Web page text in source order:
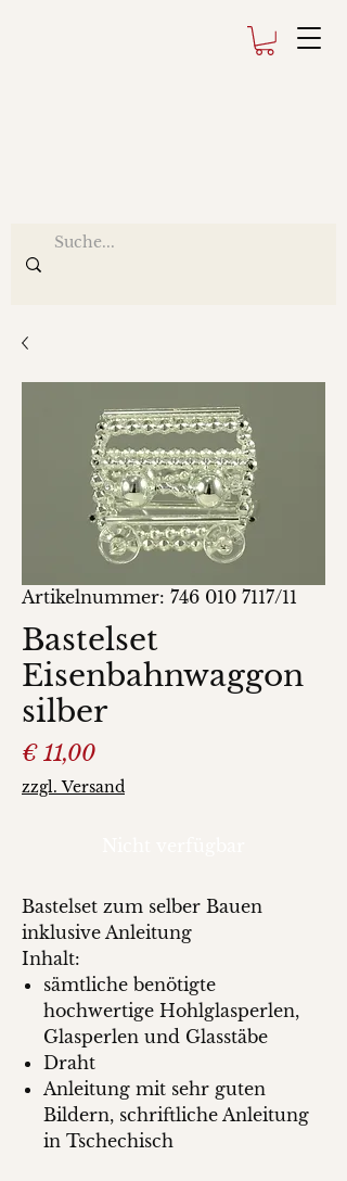
Artikelnummer: 746 010 7117/11
Bastelset
Eisenbahnwaggon
silber
€ 11,00Preis
zzgl. Versand
Bastelset zum selber Bauen
inklusive Anleitung
Inhalt:
sämtliche benötigte
hochwertige Hohlglasperlen,
Glasperlen und Glasstäbe
Draht
Anleitung mit sehr guten
Bildern, schriftliche Anleitung
in Tschechisch